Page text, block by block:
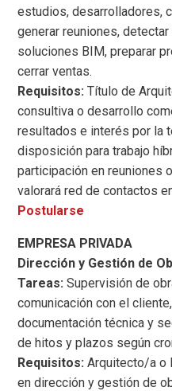
estudios, desarrolladores,
generar reuniones,
soluciones BIM, preparar
cerrar ventas.
Requisitos: Título de
consultiva o desarrollo
resultados e interés por la
disposición para trabajo
participación en reuniones
valorará red de contactos
Postularse
EMPRESA PRIVADA
Dirección y Gestión de
Tareas: Supervisión de
comunicación con el
documentación técnica y
de hitos y plazos según
Requisitos:Arquitecto/a o
en dirección y gestión de